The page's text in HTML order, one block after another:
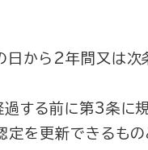
から2年間又は次
する前に第3条に
を更新できるもの